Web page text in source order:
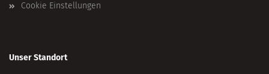
Cookie Einstellungen
Unser Standort